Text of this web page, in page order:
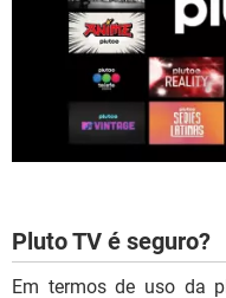
Pluto TV é seguro?
Em termos de uso da